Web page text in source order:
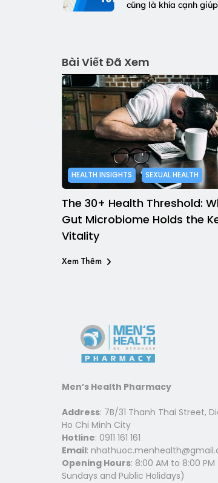
cũng là khía cạnh
Bài Viết Đã Xem
HEALTH INSIGHTS SEXUAL HEALTH
The 30+ Health Threshold:
Gut Microbiome Holds the
Vitality
Xem Thêm
Men’s Health Pharmacy
Address: 7B/31 Thanh Thai Street,
Ho Chi Minh City
Hotline: 0911 161 161
Email:
Opening Hours: 8:00 AM to 8:00
Sundays and Public Holidays)